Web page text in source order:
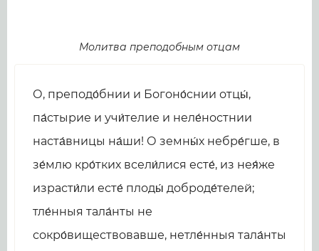
Молитва преподобным отцам
О, преподо́бнии и Богоно́снии отцы́,
па́стырие и учи́телие и неле́ностнии
наста́вницы на́ши! О земны́х небре́гше, в
зе́млю кро́тких всели́лися есте́, из нея́же
израсти́ли есте́ плоды́ доброде́телей;
тле́нныя тала́нты не
сокро́виществовавше, нетле́нныя тала́нты